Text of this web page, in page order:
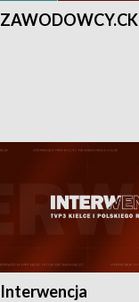
ZAWODOWCY.CK
Interwencja